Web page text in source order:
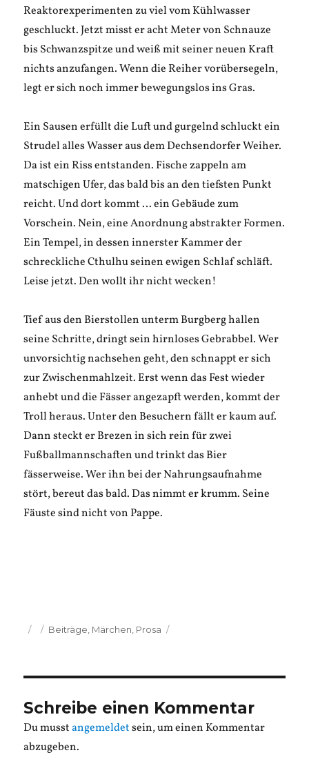
Reaktorexperimenten zu viel vom Kühlwasser
geschluckt. Jetzt misst er acht Meter von Schnauze
bis Schwanzspitze und weiß mit seiner neuen Kraft
nichts anzufangen. Wenn die Reiher vorübersegeln,
legt er sich noch immer bewegungslos ins Gras.
Ein Sausen erfüllt die Luft und gurgelnd schluckt ein
Strudel alles Wasser aus dem Dechsendorfer Weiher.
Da ist ein Riss entstanden. Fische zappeln am
matschigen Ufer, das bald bis an den tiefsten Punkt
reicht. Und dort kommt … ein Gebäude zum
Vorschein. Nein, eine Anordnung abstrakter Formen.
Ein Tempel, in dessen innerster Kammer der
schreckliche Cthulhu seinen ewigen Schlaf schläft.
Leise jetzt. Den wollt ihr nicht wecken!
Tief aus den Bierstollen unterm Burgberg hallen
seine Schritte, dringt sein hirnloses Gebrabbel. Wer
unvorsichtig nachsehen geht, den schnappt er sich
zur Zwischenmahlzeit. Erst wenn das Fest wieder
anhebt und die Fässer angezapft werden, kommt der
Troll heraus. Unter den Besuchern fällt er kaum auf.
Dann steckt er Brezen in sich rein für zwei
Fußballmannschaften und trinkt das Bier
fässerweise. Wer ihn bei der Nahrungsaufnahme
stört, bereut das bald. Das nimmt er krumm. Seine
Fäuste sind nicht von Pappe.
Veröffentlicht
Kategorien
Beiträge Märchen Prosa
Schreibe einen Kommentar
Du musstangemeldetsein, um einen Kommentar
abzugeben.